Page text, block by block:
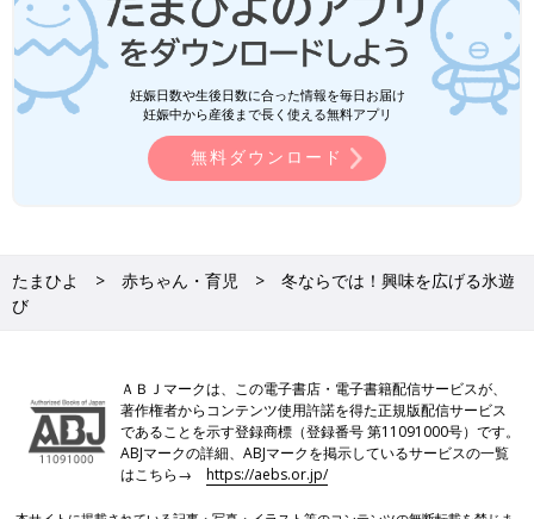
妊娠日数や生後日数に合った情報を毎日お届け
妊娠中から産後まで長く使える無料アプリ
無料ダウンロード
たまひよ 赤ちゃん・育児
冬ならでは！興味を広げる氷遊
び
ＡＢＪマークは、この電子書店・電子書籍配信サービスが、
著作権者からコンテンツ使用許諾を得た正規版配信サービス
であることを示す登録商標（登録番号 第11091000号）です。
ABJマークの詳細、ABJマークを掲示しているサービスの一覧
はこちら→https://aebs.or.jp/